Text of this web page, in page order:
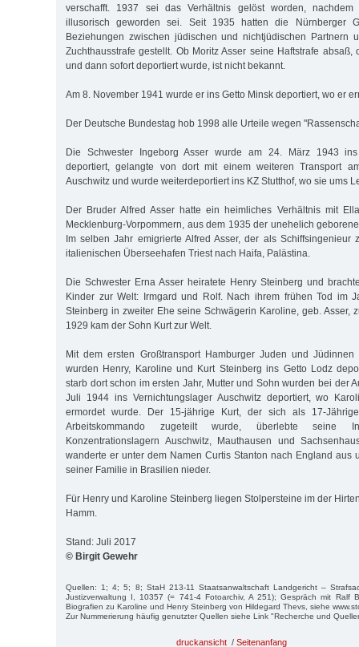
verschafft. 1937 sei das Verhältnis gelöst worden, nachdem
illusorisch geworden sei. Seit 1935 hatten die Nürnberger
Beziehungen zwischen jüdischen und nichtjüdischen Partnern
Zuchthausstrafe gestellt. Ob Moritz Asser seine Haftstrafe absaß,
und dann sofort deportiert wurde, ist nicht bekannt.
Am 8. November 1941 wurde er ins Getto Minsk deportiert, wo er
Der Deutsche Bundestag hob 1998 alle Urteile wegen
Die Schwester Ingeborg Asser wurde am 24. März 1943 ins
deportiert, gelangte von dort mit einem weiteren Transport
Auschwitz und wurde weiterdeportiert ins KZ Stutthof, wo sie ums
Der Bruder Alfred Asser hatte ein heimliches Verhältnis mit
Mecklenburg-Vorpommern, aus dem 1935 der unehelich
Im selben Jahr emigrierte Alfred Asser, der als Schiffsingenieur
italienischen Überseehafen Triest nach Haifa, Palästina.
Die Schwester Erna Asser heiratete Henry Steinberg und
Kinder zur Welt: Irmgard und Rolf. Nach ihrem frühen Tod im
Steinberg in zweiter Ehe seine Schwägerin Karoline, geb. Asser,
1929 kam der Sohn Kurt zur Welt.
Mit dem ersten Großtransport Hamburger Juden und
wurden Henry, Karoline und Kurt Steinberg ins Getto Lodz
starb dort schon im ersten Jahr, Mutter und Sohn wurden bei der
Juli 1944 ins Vernichtungslager Auschwitz deportiert, wo
ermordet wurde. Der 15-jährige Kurt, der sich als 17-
Arbeitskommando zugeteilt wurde, überlebte seine
Konzentrationslagern Auschwitz, Mauthausen und
wanderte er unter dem Namen Curtis Stanton nach England aus
seiner Familie in Brasilien nieder.
Für Henry und Karoline Steinberg liegen Stolpersteine im der
Hamm.
Stand: Juli 2017
© Birgit Gewehr
Quellen: 1; 4; 5; 8; StaH 213-11 Staatsanwaltschaft Landgericht –
Justizverwaltung I, 10357 (= 741-4 Fotoarchiv, A 251); Gespräch mit Ralf
Biografien zu Karoline und Henry Steinberg von Hildegard Thevs, siehe
Zur Nummerierung häufig genutzter Quellen siehe Link "Recherche und
druckansicht / Seitenanfang